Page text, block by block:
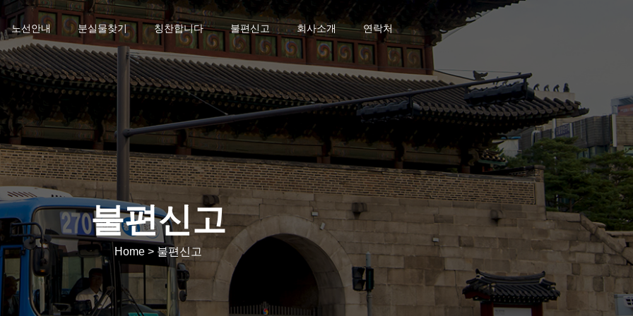
노선안내 분실물찾기 칭찬합니다 불편신고 회사소개 연락처
불편신고
Home > 불편신고